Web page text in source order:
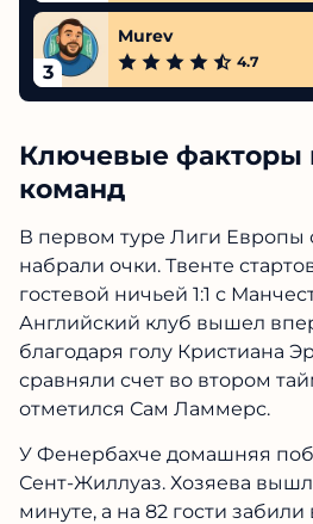
3
Murev
4.7
Ключевые факторы
команд
В первом туре Лиги Европы
набрали очки. Твенте
гостевой ничьей 1:1 с
Английский клуб вышел
благодаря голу Кристиана
сравняли счет во втором
отметился Сам Ламмерс.
У Фенербахче домашняя
Сент-Жиллуаз. Хозяева
минуте, а на 82 гости забили